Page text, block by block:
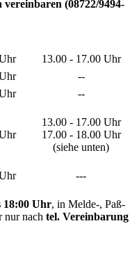
(08722/9494-
13.00 - 17.00 Uhr
--
--
13.00 - 17.00 Uhr
17.00 - 18.00 Uhr
(siehe unten)
---
18:00 Uhr, in Melde-, Paß-
nur nach tel. Vereinbarung